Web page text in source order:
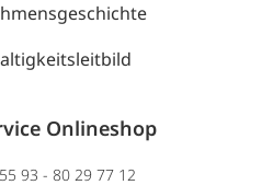
Onlineshop
93 - 80 29 77 12